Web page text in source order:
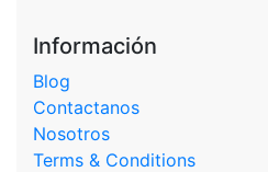
Información
Blog
Contactanos
Nosotros
Terms & Conditions